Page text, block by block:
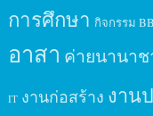
การศึกษา กิจกรรม
อาสา ค่ายนานา
IT งานก่อสร้าง งาน